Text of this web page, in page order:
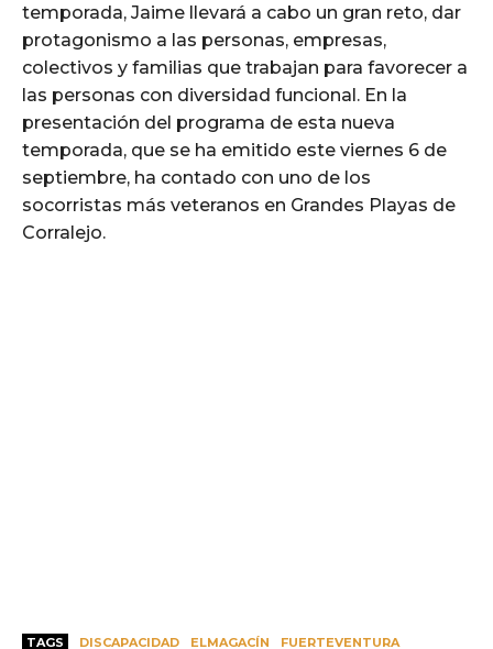
temporada, Jaime llevará a cabo un gran reto, dar
protagonismo a las personas, empresas,
colectivos y familias que trabajan para favorecer a
las personas con diversidad funcional. En la
presentación del programa de esta nueva
temporada, que se ha emitido este viernes 6 de
septiembre, ha contado con uno de los
socorristas más veteranos en Grandes Playas de
Corralejo.
TAGS DISCAPACIDAD ELMAGACÍN FUERTEVENTURA